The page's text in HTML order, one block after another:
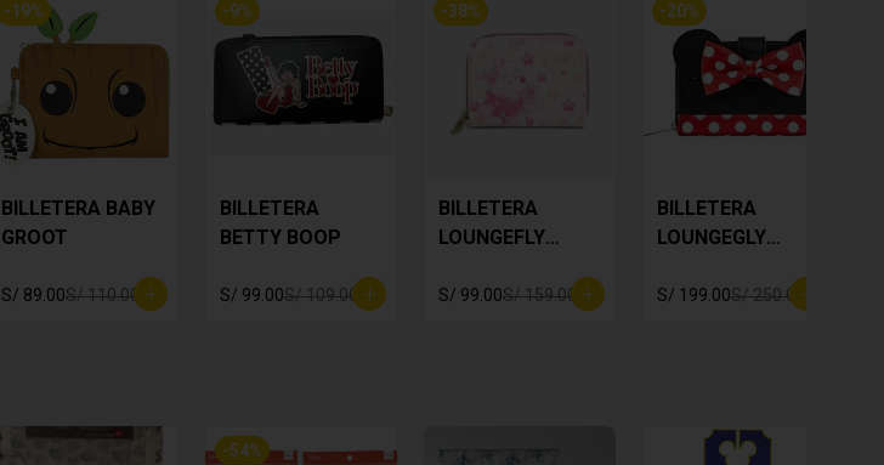
-19%
BILLETERA BABY
GROOT
S/ 89.00S/ 110.00
-9%
BILLETERA
BETTY BOOP
S/ 99.00S/ 109.00
-38%
BILLETERA
LOUNGEFLY
POOH
S/ 99.00S/ 159.00
-20%
BILLETERA
LOUNGEGLY
S/ 199.00S/ 250.00
-54%